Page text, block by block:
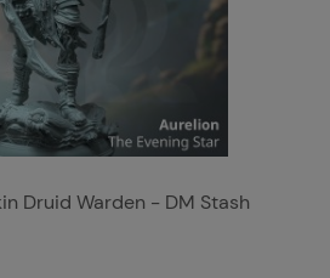
Druid Warden - DM Stash